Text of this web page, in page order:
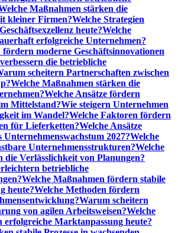
Maßnahmen stärken die
kleiner Firmen?Welche Strategien
heute?Welche
erfolgreiche Unternehmen?
moderne Geschäftsinnovationen
die betriebliche
scheitern Partnerschaften zwischen
Welche Maßnahmen stärken die
Welche Ansätze fördern
Mittelstand?Wie steigern Unternehmen
im Wandel?Welche Faktoren fördern
für Lieferketten?Welche Ansätze
2027?Welche
Unternehmensstrukturen?Welche
die Verlässlichkeit von Planungen?
betriebliche
Welche Maßnahmen fördern stabile
heute?Welche Methoden fördern
Warum scheitern
von agilen Arbeitsweisen?Welche
Marktanpassung heute?